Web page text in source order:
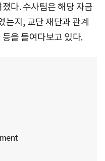
다. 수사팀은 해당 자금
는지, 교단 재단과 관계
을 들여다보고 있다.